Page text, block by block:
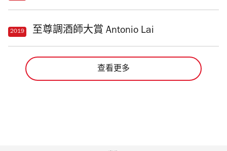
2019 至尊調酒師大賞 Antonio Lai
查看更多